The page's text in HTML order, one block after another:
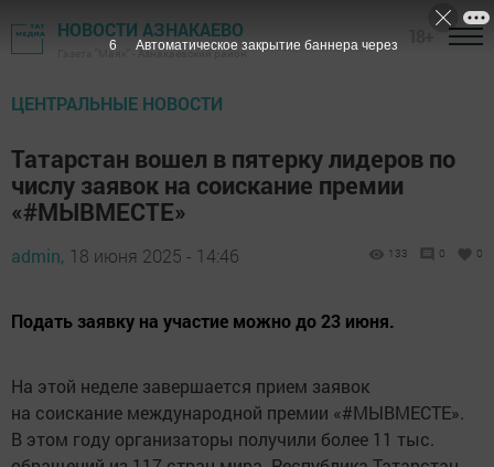
НОВОСТИ АЗНАКАЕВО
Газета "Маяк" - Азнакаевский район
ЦЕНТРАЛЬНЫЕ НОВОСТИ
Татарстан вошел в пятерку лидеров по
числу заявок на соискание премии
«#МЫВМЕСТЕ»
admin, 18 июня 2025 - 14:46 133 0 0
Подать заявку на участие можно до 23 июня.
На этой неделе завершается прием заявок
на соискание международной премии «#МЫВМЕСТЕ».
В этом году организаторы получили более 11 тыс.
4 Автоматическое закрытие баннера через